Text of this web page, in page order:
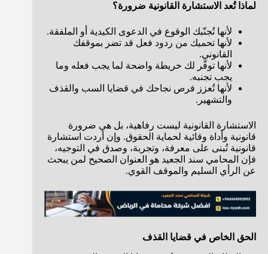
لماذا تُعد الاستشارة القانونية ضرورة؟
لأنها تُجنّبك الوقوع في الدعوى الكيدية أو الملفقة.
لأنها تحميك من ردود فعل قد تضر بموقفك
القانوني.
لأنها توفّر لك خريطة واضحة لما يجب فعله وما
يجب تجنبه.
لأنها تُعزز فرص نجاحك في قضايا السب والقذف
والتشهير.
الاستشارة القانونية ليست رفاهية، بل هي ضرورة
قانونية وأداة وقائية لحماية الحقوق. وإن أردت استشارة
قانونية تُبنى على معرفة، وتجربة، وصدق في التوجيه،
فإن المحامي سند الجعيد هو العنوان الصحيح لمن يبحث
عن الرأي السليم والموقف القوي.
الحق الخاص في قضايا القذف